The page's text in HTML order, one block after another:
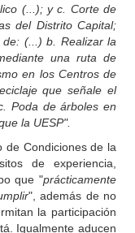
(...); y c. Corte de
del Distrito Capital;
(...) b. Realizar la
una ruta de
en los Centros de
que señale el
Poda de árboles en
la UESP".
de Condiciones de la
de experiencia,
que "prácticamente
", además de no
la participación
Igualmente aducen